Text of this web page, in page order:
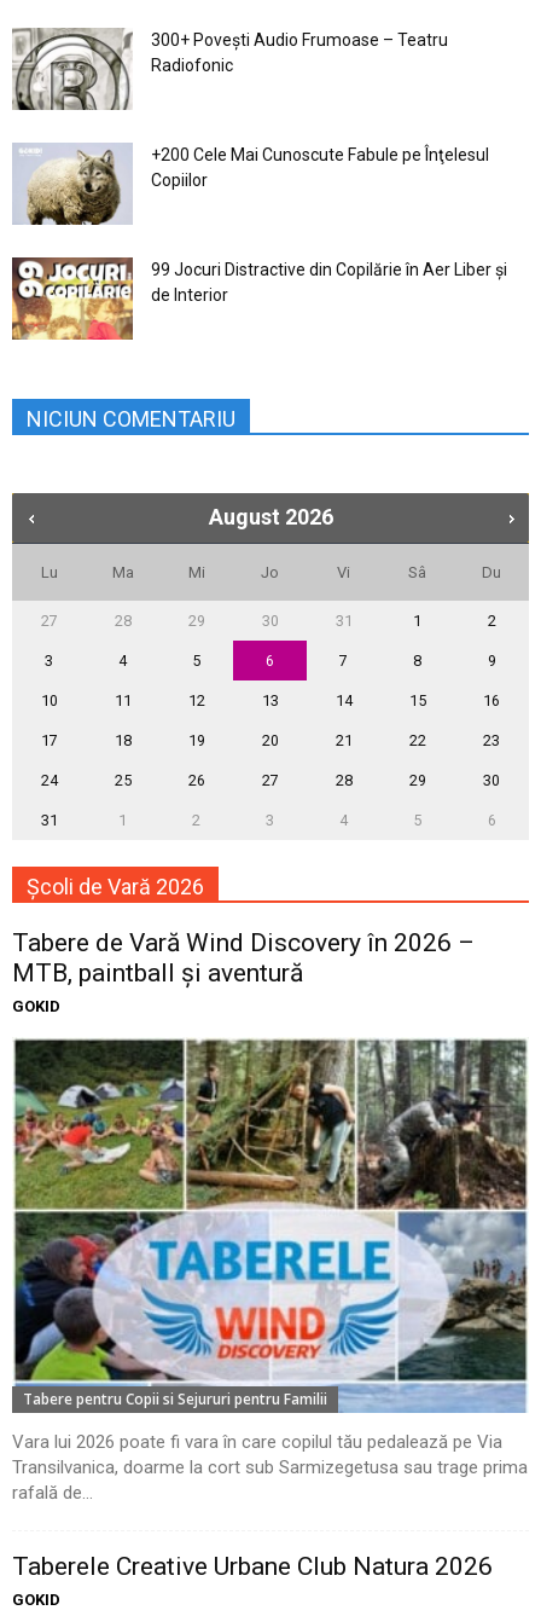
300+ Povești Audio Frumoase – Teatru
Radiofonic
+200 Cele Mai Cunoscute Fabule pe Înţelesul
Copiilor
99 Jocuri Distractive din Copilărie în Aer Liber şi
de Interior
NICIUN COMENTARIU
August 2026
Lu Ma Mi Jo Vi Sâ Du
27 28 29 30 31 1 2
3 4 5 6 7 8 9
10 11 12 13 14 15 16
17 18 19 20 21 22 23
24 25 26 27 28 29 30
31 1 2 3 4 5 6
Școli de Vară 2026
Tabere de Vară Wind Discovery în 2026 –
MTB, paintball și aventură
GOKID
Tabere pentru Copii si Sejururi pentru Familii
Vara lui 2026 poate fi vara în care copilul tău pedalează pe Via
Transilvanica, doarme la cort sub Sarmizegetusa sau trage prima
rafală de...
Taberele Creative Urbane Club Natura 2026
GOKID